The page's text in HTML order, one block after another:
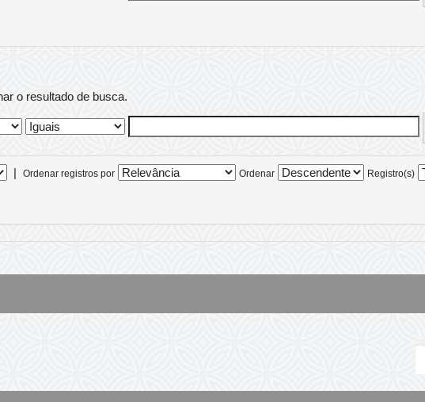
o resultado de busca.
| Ordenar registros por Ordenar Registro(s)